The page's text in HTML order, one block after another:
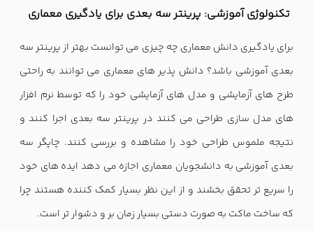
تکنولوژی آموزشی: پرینتر سه بعدی برای یادگیری معماری
برای یادگیری دانش معماری چه چیزی می توانست بهتر از پرینتر سه
بعدی آموزشی باشد؟ دانش پذیر های معماری می توانند به راحتی
طرح های آزمایشی و مدل های آزمایشی خود را که توسط نرم افزار
های مدل سازی طراحی می کنند در پرینتر سه بعدی اجرا کنند و
نتیجه ملموس طراحی خود را مشاهده و بررسی کنند. چاپگر سه
بعدی آموزشی به دانشجویان معماری اجازه می دهد ایده های خود
را سریع تر تحقق بخشند و از این نظر بسیار کمک کننده هستند چرا
که ساخت ماکت به صورت دستی بسیار زمان بر و دشوار تر است.